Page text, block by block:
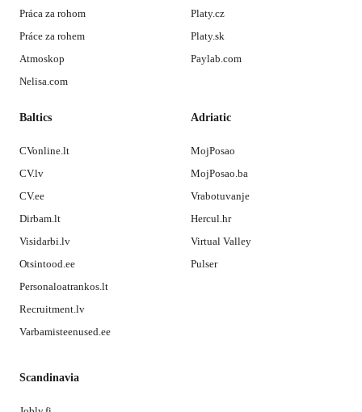
Práca za rohom
Práce za rohem
Atmoskop
Nelisa.com
Platy.cz
Platy.sk
Paylab.com
Baltics
CVonline.lt
CV.lv
CV.ee
Dirbam.lt
Visidarbi.lv
Otsintood.ee
Personaloatrankos.lt
Recruitment.lv
Varbamisteenused.ee
Adriatic
MojPosao
MojPosao.ba
Vrabotuvanje
Hercul.hr
Virtual Valley
Pulser
Scandinavia